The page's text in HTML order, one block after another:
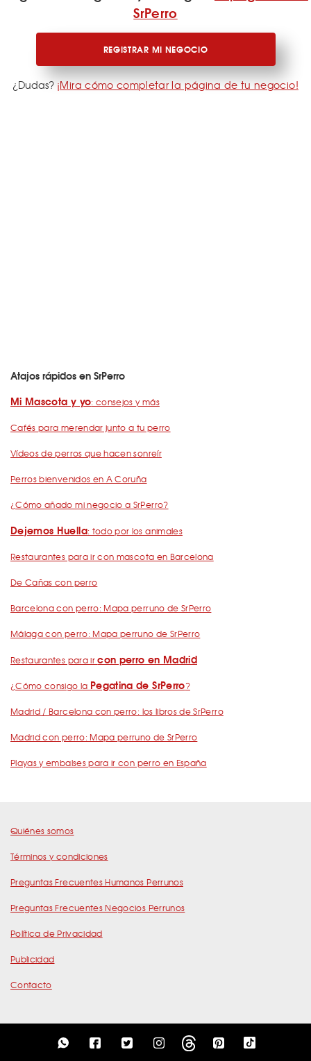
SrPerro
REGISTRAR MI NEGOCIO
¿Dudas? ¡Mira cómo completar la página de tu negocio!
Atajos rápidos en SrPerro
Mi Mascota y yo: consejos y más
Cafés para merendar junto a tu perro
Vídeos de perros que hacen sonreír
Perros bienvenidos en A Coruña
¿Cómo añado mi negocio a SrPerro?
Dejemos Huella: todo por los animales
Restaurantes para ir con mascota en Barcelona
De Cañas con perro
Barcelona con perro: Mapa perruno de SrPerro
Málaga con perro: Mapa perruno de SrPerro
Restaurantes para ircon perro en Madrid
¿Cómo consigo la Pegatina de SrPerro?
Madrid / Barcelona con perro: los libros de SrPerro
Madrid con perro: Mapa perruno de SrPerro
Playas y embalses para ir con perro en España
Quiénes somos
Términos y condiciones
Preguntas Frecuentes Humanos Perrunos
Preguntas Frecuentes Negocios Perrunos
Política de Privacidad
Publicidad
Contacto